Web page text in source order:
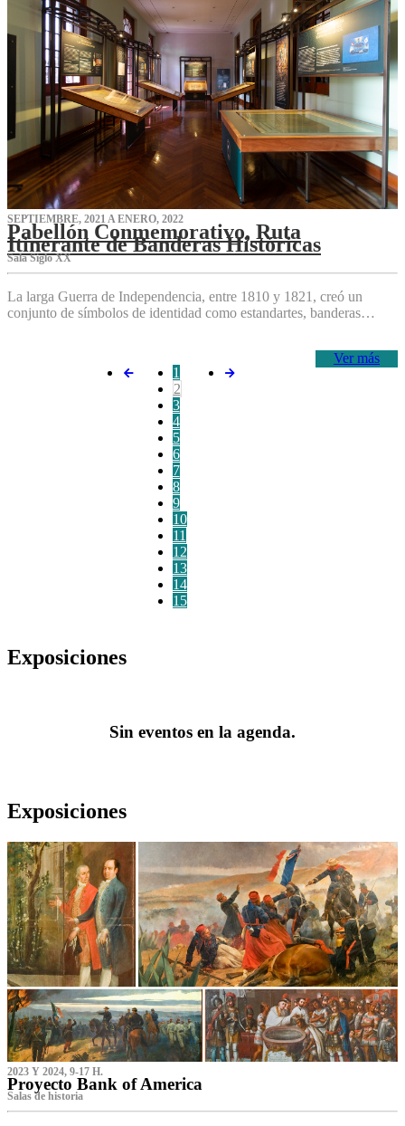
SEPTIEMBRE, 2021 A ENERO, 2022
Pabellón Conmemorativo, Ruta
Itinerante de Banderas Históricas
Sala Siglo XX
La larga Guerra de Independencia, entre 1810 y 1821, creó un
conjunto de símbolos de identidad como estandartes, banderas…
Ver más
1
2
3
4
5
6
7
8
9
10
11
12
13
14
15
Exposiciones
Sin eventos en la agenda.
Exposiciones
2023 Y 2024, 9-17 H.
Proyecto Bank of America
S‌alas de historia